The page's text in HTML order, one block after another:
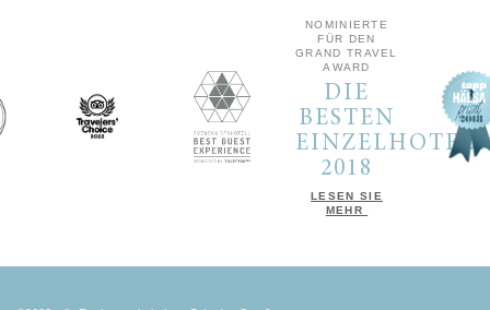
NOMINIERTE
FÜR DEN
GRAND TRAVEL
AWARD
DIE
BESTEN
EINZELHOTELS
2018
LESEN SIE
MEHR